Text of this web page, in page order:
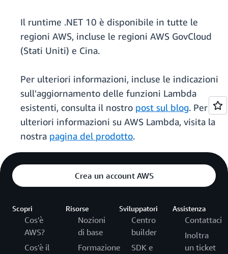
Il runtime .NET 10 è disponibile in tutte le
regioni AWS, incluse le regioni AWS GovCloud
(Stati Uniti) e Cina.
Per ulteriori informazioni, incluse le indicazioni
sull'aggiornamento delle funzioni Lambda
esistenti, consulta il nostro post sul blog. Per
ulteriori informazioni su AWS Lambda, visita la
nostra pagina del prodotto.
Crea un account AWS
Scopri
Cos'è
AWS?
Cos'è il
Risorse
Nozioni
di base
Formazione
Sviluppatori
Centro
builder
SDK e
Assistenza
Contattaci
Inoltra
un ticket